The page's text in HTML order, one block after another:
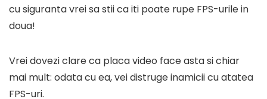
cu siguranta vrei sa stii ca iti poate rupe FPS-urile in
doua!
Vrei dovezi clare ca placa video face asta si chiar
mai mult: odata cu ea, vei distruge inamicii cu atatea
FPS-uri.